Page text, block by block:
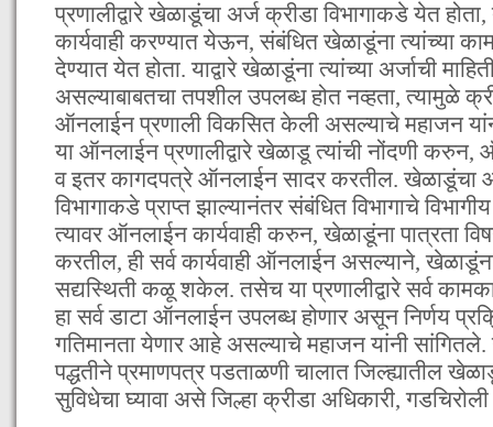
प्रणालीद्वारे खेळाडूंचा अर्ज क्रीडा विभागाकडे येत होता,
कार्यवाही करण्यात येऊन, संबंधित खेळाडूंना त्यांच्या
देण्यात येत होता. याद्वारे खेळाडूंना त्यांच्या अर्जाची
असल्याबाबतचा तपशील उपलब्ध होत नव्हता, त्यामुळे
ऑनलाईन प्रणाली विकसित केली असल्याचे महाजन
या ऑनलाईन प्रणालीद्वारे खेळाडू त्यांची नोंदणी करुन,
व इतर कागदपत्रे ऑनलाईन सादर करतील. खेळाडूंचा
विभागाकडे प्राप्त झाल्यानंतर संबंधित विभागाचे
त्यावर ऑनलाईन कार्यवाही करुन, खेळाडूंना पात्रता
करतील, ही सर्व कार्यवाही ऑनलाईन असल्याने, खेळाडूंना
सद्यस्थिती कळू शकेल. तसेच या प्रणालीद्वारे सर्व
हा सर्व डाटा ऑनलाईन उपलब्ध होणार असून निर्णय
गतिमानता येणार आहे असल्याचे महाजन यांनी
पद्धतीने प्रमाणपत्र पडताळणी चालात जिल्ह्यातील
सुविधेचा घ्यावा असे जिल्हा क्रीडा अधिकारी,